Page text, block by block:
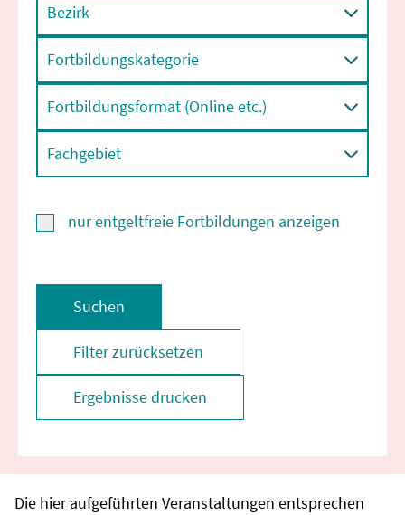
Bezirk
Fortbildungskategorie
Fortbildungsformat (Online etc.)
Fachgebiet
nur entgeltfreie Fortbildungen anzeigen
Suchen
Filter zurücksetzen
Ergebnisse drucken
Die hier aufgeführten Veranstaltungen entsprechen